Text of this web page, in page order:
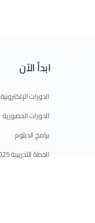
ابدأ الآن
الدورات الإلكترونية
الدورات الحضورية
برامج الدبلوم
الخطة التدريبية 2025